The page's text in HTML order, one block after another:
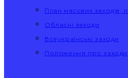
План масових
Обласні заходи
Всеукраїнські заходи
Положення про заходи